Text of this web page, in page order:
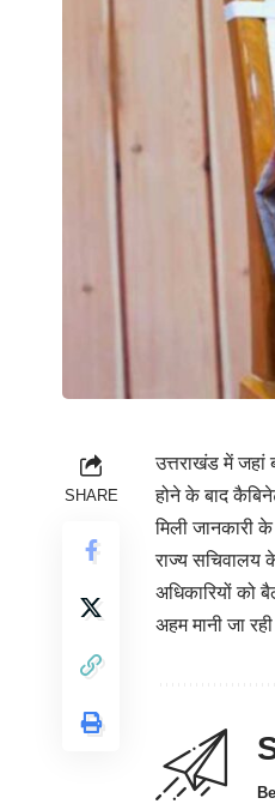
SHARE
उत्तराखंड में
होने के बाद
मिली जानकारी
राज्य सचिवालय
अधिकारियों को
अहम मानी जा